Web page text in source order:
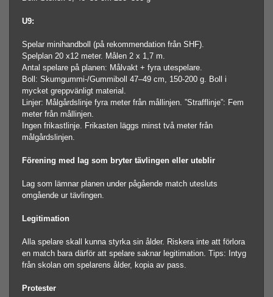
U9:
Spelar minihandboll (på rekommendation från SHF).
Spelplan 20 x12 meter. Målen 2 x 1,7 m.
Antal spelare på planen: Målvakt + fyra utespelare.
Boll: Skumgummi-/Gummiboll 47–49 cm, 150-200 g. Boll i
mycket greppvänligt material.
Linjer: Målgårdslinje fyra meter från mållinjen. ”Strafflinje”: Fem
meter från mållinjen.
Ingen frikastlinje. Frikasten läggs minst två meter från
målgårdslinjen.
Förening med lag som bryter tävlingen eller uteblir
Lag som lämnar planen under pågående match utesluts
omgående ur tävlingen.
Legitimation
Alla spelare skall kunna styrka sin ålder. Riskera inte att förlora
en match bara därför att spelare saknar legitimation. Tips: Intyg
från skolan om spelarens ålder, kopia av pass.
Protester